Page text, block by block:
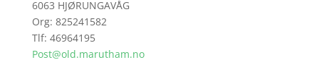
6063 HJØRUNGAVÅG
Org: 825241582
Tlf: 46964195
Post@old.marutham.no